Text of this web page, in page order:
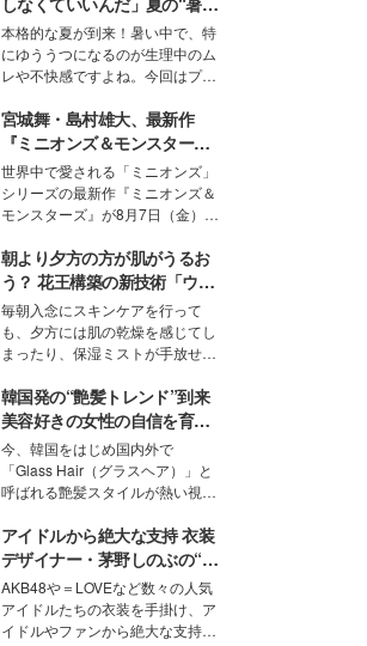
対策”の新しい選択肢とは？
本格的な夏が到来！暑い中で、特
にゆううつになるのが生理中のム
レや不快感ですよね。今回はプラ
モデル・愛甲ひかりさんと橋下美
好さんを迎えて本音で女子会トー
ク。猛暑のお出かけを快適に過ご
すヒントや、2人が感動した夏の
生理の新常識にも迫りました。
宮城舞・島村雄大、最新作
『ミニオンズ＆モンスター
ズ』の魅力熱弁 ハチャメチャ
だけじゃない“友情と絆”に感
動
世界中で愛される「ミニオンズ」
シリーズの最新作『ミニオンズ＆
モンスターズ』が8月7日（金）に
ニオン好き”という共通点を持つモ
デルの宮城舞と島村雄大の特別対
談をお届け！それぞれの視点か
ら、今作ならではの魅力や予想外
の感動をもたらす奥深いストーリ
ーについて熱く語り合ってもらっ
た。
朝より夕方の方が肌がうるお
う？ 花王構築の新技術「ウォ
ーターキャプチャリングスキ
ン（捕水肌）」がスキンケア
の常識を変える予感
毎朝入念にスキンケアを行って
も、夕方には肌の乾燥を感じてし
まったり、保湿ミストが手放せな
な美容の常識を大きく変える可能
性を秘めた、革新的な「Water
Capturing Skin（ウォーターキャ
プチャリングスキン：捕水肌）」
技術を、花王が構築した。
韓国発の“艶髪トレンド”到来
美容好きの女性の自信を育む
「ヘアケア事情」って？
今、韓国をはじめ国内外で
「Glass Hair（グラスヘア）」と
呼ばれる艶髪スタイルが熱い視線
ションの完成度を高めるベースと
して、“髪そのものの美しさ”に改
めて注目する人が増えている様
子。今回は、そんな憧れの艶やか
な髪を日常で叶える、美容好きの
女性たちのヘアケア事情を紹介し
アイドルから絶大な支持 衣装
デザイナー・茅野しのぶの“可
愛い”を作る美学＜「シチズン
クロスシー」インタビュー＞
AKB48や＝LOVEなど数々の人気
アイドルたちの衣装を手掛け、ア
イドルやファンから絶大な支持を